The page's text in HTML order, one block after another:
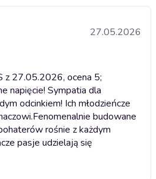
27.05.2026
z 27.05.2026, ocena 5;
napięcie! Sympatia dla
odcinkiem! Ich młodzieńcze
Fenomenalnie budowane
rośnie z każdym
pasje udzielają się